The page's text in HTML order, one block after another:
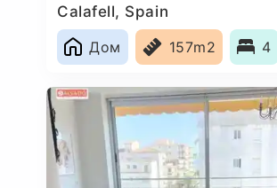
Calafell, Spain
Дом
157m2 4